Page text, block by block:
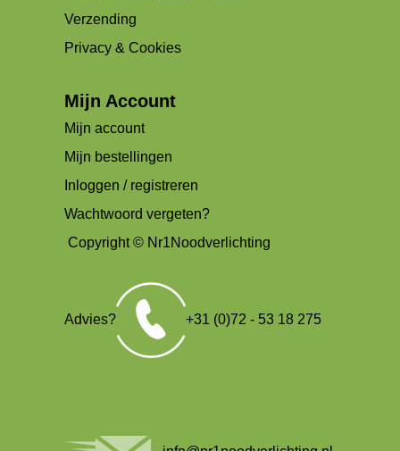
Verzending
Privacy & Cookies
Mijn Account
Mijn account
Mijn bestellingen
Inloggen / registreren
Wachtwoord vergeten?
Copyright © Nr1Noodverlichting
Advies? +31 (0)72 - 53 18 275